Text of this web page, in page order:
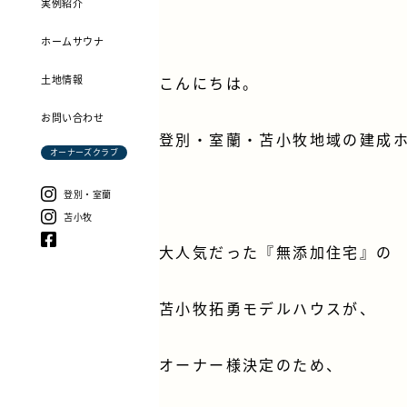
ホームサウナ
土地情報
お問い合わせ
オーナーズクラブ
登別・室蘭
苫小牧
こんにちは。
登別・室蘭・苫小牧地域の建成
大人気だった『無添加住宅』の
苫小牧拓勇モデルハウスが、
オーナー様決定のため、